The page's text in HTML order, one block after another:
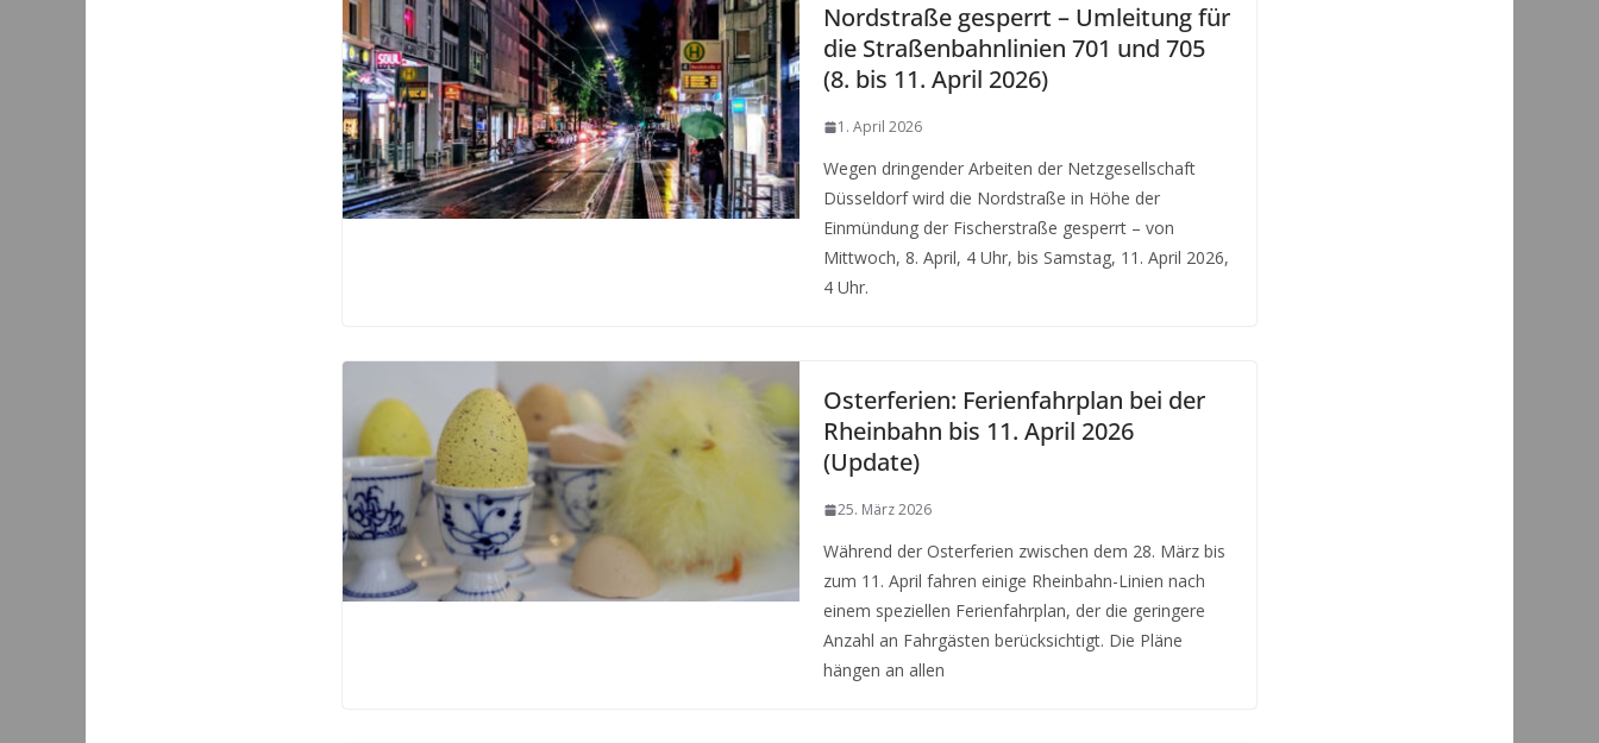
Nordstraße gesperrt – Umleitung für
die Straßenbahnlinien 701 und 705
(8. bis 11. April 2026)
1. April 2026
Wegen dringender Arbeiten der Netzgesellschaft
Düsseldorf wird die Nordstraße in Höhe der
Einmündung der Fischerstraße gesperrt – von
Mittwoch, 8. April, 4 Uhr, bis Samstag, 11. April 2026,
4 Uhr.
Osterferien: Ferienfahrplan bei der
Rheinbahn bis 11. April 2026
(Update)
25. März 2026
Während der Osterferien zwischen dem 28. März bis
zum 11. April fahren einige Rheinbahn-Linien nach
einem speziellen Ferienfahrplan, der die geringere
Anzahl an Fahrgästen berücksichtigt. Die Pläne
hängen an allen